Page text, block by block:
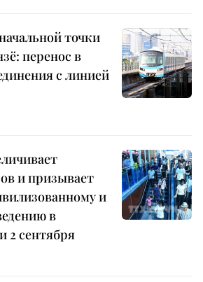
точки
перенос в
с линией
и призывает
и
в
2 сентября